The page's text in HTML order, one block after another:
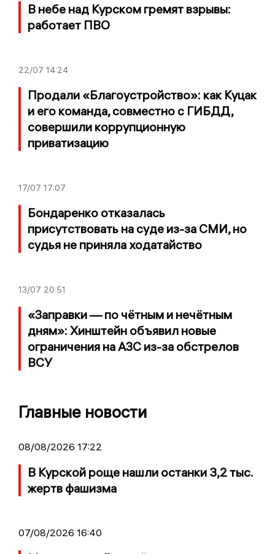
В небе над Курском гремят взрывы:
работает ПВО
22/07 14:24
Продали «Благоустройство»: как Куцак
и его команда, совместно с ГИБДД,
совершили коррупционную
приватизацию
17/07 17:07
Бондаренко отказалась
присутствовать на суде из-за СМИ, но
судья не приняла ходатайство
13/07 20:51
«Заправки — по чётным и нечётным
дням»: Хинштейн объявил новые
ограничения на АЗС из-за обстрелов
ВСУ
Главные новости
08/08/2026 17:22
В Курской роще нашли останки 3,2 тыс.
жертв фашизма
07/08/2026 16:40